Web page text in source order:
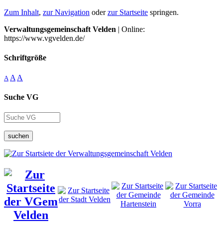
Zum Inhalt, zur Navigation oderzur Startseite springen.
Verwaltungsgemeinschaft Velden | Online:
https://www.vgvelden.de/
Schriftgröße
A A A
Suche VG
suchen